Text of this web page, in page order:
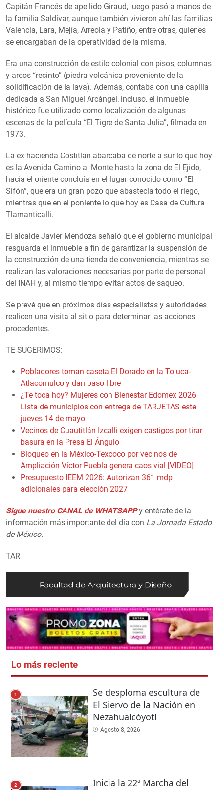
Capitán Francés de apellido Giraud, luego pasó a manos de
la familia Saldívar, aunque también vivieron ahí las familias
Valencia, Lara, Mejía, Arreola y Patiño, entre otras, quienes
se encargaban de la operatividad de la misma.
Era una construcción de estilo colonial con pisos, columnas
y arcos “recinto” (piedra volcánica proveniente de la
solidificación de la lava). Además, contaba con una capilla
dedicada a San Miguel Arcángel, incluso, el inmueble
histórico fue utilizado como localización de algunas
escenas de la película “El Tigre de Santa Julia”, filmada en
1973.
La ex hacienda Costitlán abarcaba de norte a sur lo que hoy
es la Avenida Camino al Monte hasta la zona de El Ejido,
hacia el oriente concluía en el lugar conocido como “El
Sifón”, que era un gran pozo que abastecía todo el riego,
mientras que en el poniente lo que hoy es Casa de Cultura
Tlamanticalli.
El alcalde Javier Mendoza señaló que el gobierno municipal
resguarda el inmueble a fin de garantizar la suspensión de
la construcción de una tienda de conveniencia, mientras se
realizan las valoraciones necesarias por parte de personal
del INAH y, al mismo tiempo evitar actos de saqueo.
Se prevé que en próximos días especialistas y autoridades
realicen una visita al sitio para determinar las acciones
procedentes.
TE SUGERIMOS:
Pobladores toman caseta El Dorado en la Toluca-
Atlacomulco y dan paso libre
¿Te toca hoy? Mujeres con Bienestar Edomex 2026:
Lista de municipios con entrega de TARJETAS este
jueves 14 de mayo
Vecinos de Cuautitlán Izcalli exigen castigos por tirar
basura en la Presa El Ángulo
Bloqueo en la México-Texcoco por vecinos de
Ampliación Víctor Puebla genera caos vial [VIDEO]
Presupuesto IEEM 2026: Autorizan 361 mdp
adicionales para elección 2027
Sigue nuestro CANAL de WHATSAPP y entérate de la
información más importante del día con La Jornada Estado
de México.
TAR
Lo más reciente
1
Se desploma escultura de
El Siervo de la Nación en
Nezahualcóyotl
Agosto 8, 2026
2
Inicia la 22ª Marcha del